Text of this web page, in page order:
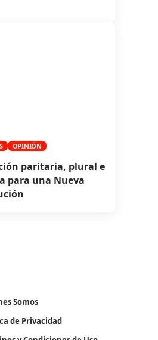
OPINIÓN
paritaria, plural e
para una Nueva
Somos
de Privacidad